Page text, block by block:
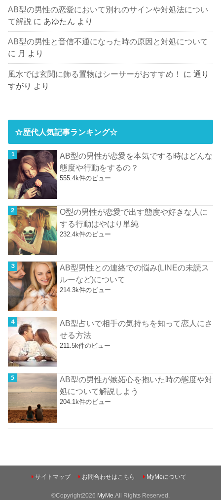
AB型の男性の恋愛において別れのサインや対処法につい
て解説 に あゆたん より
AB型の男性と音信不通になった時の原因と対処について
に 月 より
風水では玄関に飾る置物はシーサーがおすすめ！ に通り
すがり より
☆歴代人気記事ランキング☆
AB型の男性が恋愛を本気でする時はどんな
態度や行動をするの？
555.4k件のビュー
O型の男性が恋愛で出す態度や好きな人に
する行動はやはり単純
232.4k件のビュー
AB型男性との連絡での悩み(LINEの未読ス
ルーなど)について
214.3k件のビュー
AB型占いで相手の気持ちを知って恋人にさ
せる方法
211.5k件のビュー
AB型の男性が嫉妬心を抱いた時の態度や対
処について解説しよう
204.1k件のビュー
サイトマップ お問合わせはこちら MyMeについて
©Copyright2026 MyMe .All Rights Reserved.